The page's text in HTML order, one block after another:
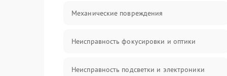
Механические повреждения
Неисправность фокусировки и оптики
Неисправность подсветки и электроники